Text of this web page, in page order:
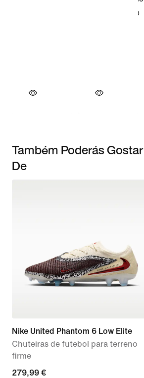
Também Poderás Gostar
De
Nike United Phantom 6 Low Elite
Chuteiras de futebol para terreno
firme
279,99
279,99 €